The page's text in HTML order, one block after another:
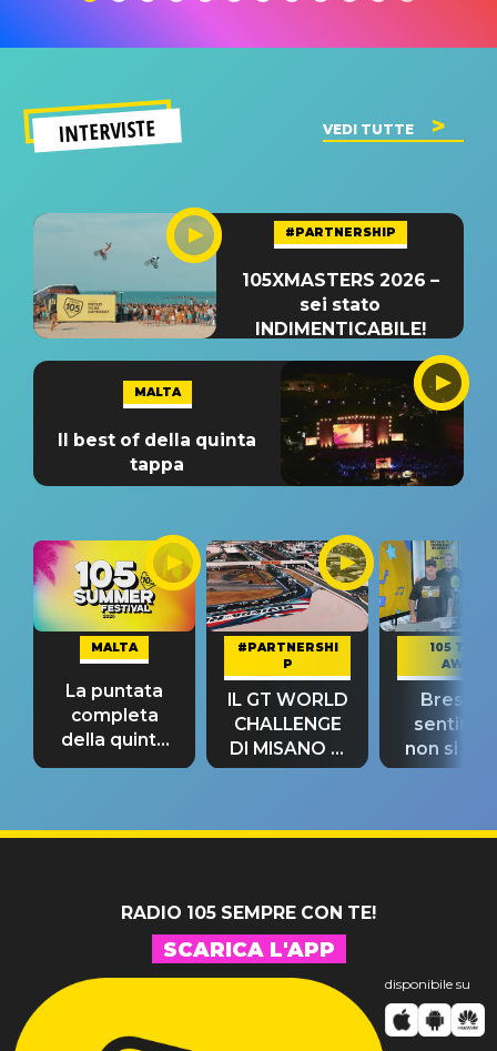
INTERVISTE VEDI TUTTE
#PARTNERSHIP
105XMASTERS 2026 –
sei stato
INDIMENTICABILE!
MALTA
Il best of della quinta
tappa
MALTA
La puntata
completa
della quinta
tappa
#PARTNERSHI
P
IL GT WORLD
CHALLENGE
DI MISANO si
riconferma
105 TAKE
AWAY
Bresh:
non si
fino alla
RADIO 105 SEMPRE CON TE!
SCARICA L'APP
disponibile su